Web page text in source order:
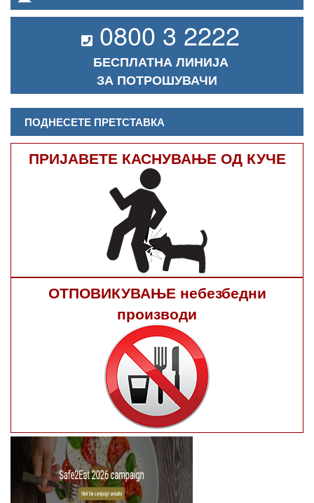
0800 3 2222
БЕСПЛАТНА ЛИНИЈА
ЗА ПОТРОШУВАЧИ
ПОДНЕСЕТЕ ПРЕТСТАВКА
ПРИЈАВЕТЕ КАСНУВАЊЕ ОД КУЧЕ
ОТПОВИКУВАЊЕ небезбедни
производи